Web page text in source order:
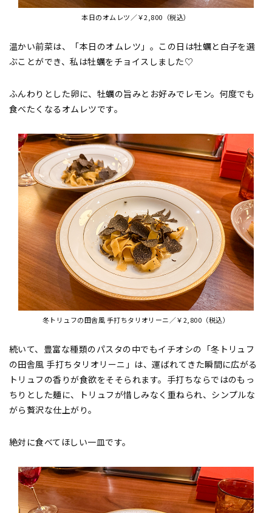
本日のオムレツ／￥2,800（税込）
温かい前菜は、「本日のオムレツ」。この日は牡蠣と白子を選
ぶことができ、私は牡蠣をチョイスしました♡
ふんわりとした卵に、牡蠣の旨みとお好みでレモン。何度でも
食べたくなるオムレツです。
冬トリュフの田舎風 手打ちタリオリーニ／￥2,800（税込）
続いて、豊富な種類のパスタの中でもイチオシの「冬トリュフ
の田舎風 手打ちタリオリーニ」は、運ばれてきた瞬間に広がる
トリュフの香りが食欲をそそられます。手打ちならではのもっ
ちりとした麺に、トリュフが惜しみなく重ねられ、シンプルな
がら贅沢な仕上がり。
絶対に食べてほしい一皿です。